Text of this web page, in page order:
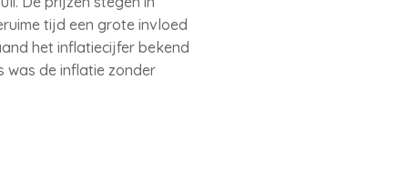
tijd een grote invloed
het inflatiecijfer bekend
was de inflatie zonder